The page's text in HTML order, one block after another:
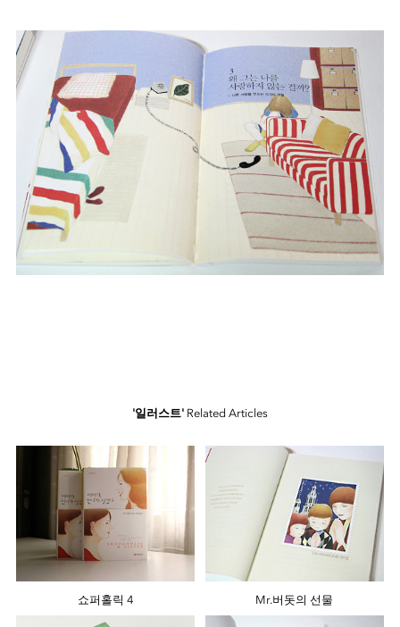
'일러스트' Related Articles
쇼퍼홀릭 4 Mr.버돗의 선물